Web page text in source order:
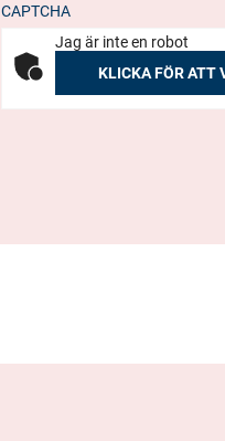
CAPTCHA
Jag är inte en robot
KLICKA FÖR ATT